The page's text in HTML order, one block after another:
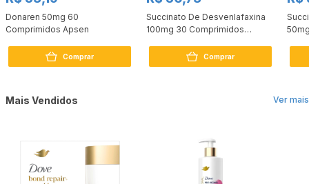
Donaren 50mg 60
Comprimidos Apsen
Comprar
Succinato De Desvenlafaxina
100mg 30 Comprimidos
Comprar
Ver mais
Mais Vendidos